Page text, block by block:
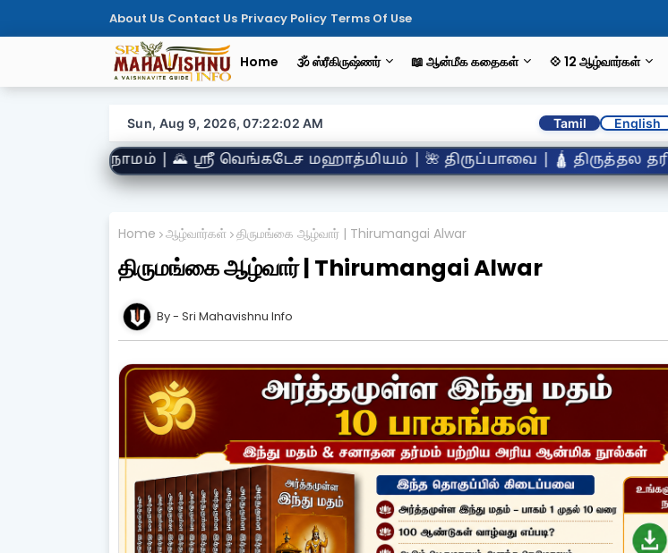
About Us Contact Us Privacy Policy Terms Of Use
Home 🕉️ ஸ்ரீகிருஷ்ணர் 📖 ஆன்மீக கதைகள் 💠 12 ஆழ்வார்கள்
Sun, Aug 9, 2026, 07:22:04 AM Tamil English
மஹாத்மியம் | 🌺 திருப்பாவை | 🛕 திருத்தல தரிசனம் | ✨ அற்புத
Home ஆழ்வார்கள் திருமங்கை ஆழ்வார் | Thirumangai Alwar
திருமங்கை ஆழ்வார் | Thirumangai Alwar
Sri Mahavishnu Info